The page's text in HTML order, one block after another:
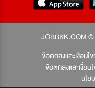
JOBBKK.COM
ข้อตกลงและเงื่อน
ข้อตกลงและเงื่อ
นโย